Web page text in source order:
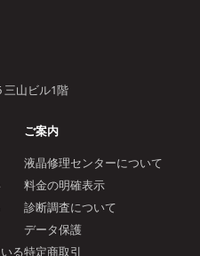
三山ビル1階
る
ご案内
液晶修理センターについて
料金の明確表示
診断調査について
データ保護
特定商取引